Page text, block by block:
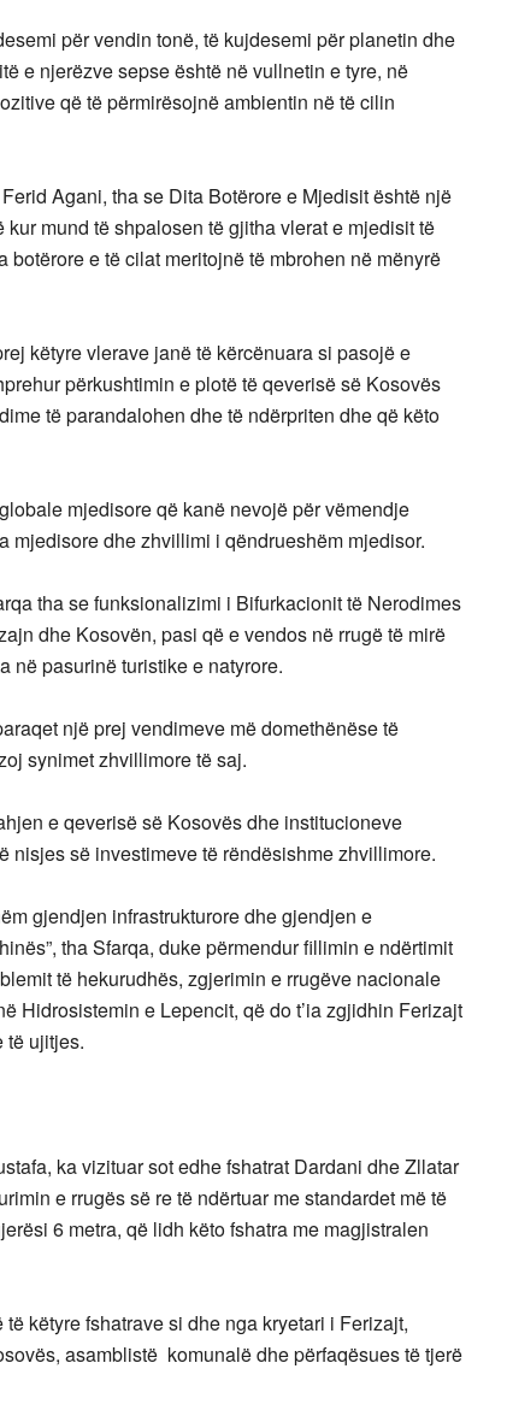
për vendin tonë, të kujdesemi për planetin dhe
e njerëzve sepse është në vullnetin e tyre, në
që të përmirësojnë ambientin në të cilin
Agani, tha se Dita Botërore e Mjedisit është një
mund të shpalosen të gjitha vlerat e mjedisit të
e të cilat meritojnë të mbrohen në mënyrë
këtyre vlerave janë të kërcënuara si pasojë e
përkushtimin e plotë të qeverisë së Kosovës
të parandalohen dhe të ndërpriten dhe që këto
mjedisore që kanë nevojë për vëmendje
mjedisore dhe zhvillimi i qëndrueshëm mjedisor.
tha se funksionalizimi i Bifurkacionit të Nerodimes
dhe Kosovën, pasi që e vendos në rrugë të mirë
në pasurinë turistike e natyrore.
një prej vendimeve më domethënëse të
synimet zhvillimore të saj.
e qeverisë së Kosovës dhe institucioneve
nisjes së investimeve të rëndësishme zhvillimore.
gjendjen infrastrukturore dhe gjendjen e
tha Sfarqa, duke përmendur fillimin e ndërtimit
të hekurudhës, zgjerimin e rrugëve nacionale
Hidrosistemin e Lepencit, që do t’ia zgjidhin Ferizajt
të ujitjes.
ka vizituar sot edhe fshatrat Dardani dhe Zllatar
e rrugës së re të ndërtuar me standardet më të
6 metra, që lidh këto fshatra me magjistralen
këtyre fshatrave si dhe nga kryetari i Ferizajt,
asamblistë komunalë dhe përfaqësues të tjerë